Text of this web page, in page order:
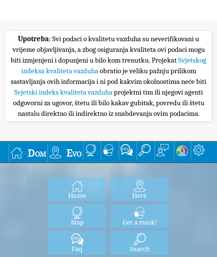
Upotreba: Svi podaci o kvalitetu vazduha su neverifikovani u
vrijeme objavljivanja, a zbog osiguranja kvaliteta ovi podaci mogu
biti izmjenjeni i dopunjeni u bilo kom trenutku. ProjekatSvjetskog
indeksa kvaliteta vazduhaobratio je veliku pažnju prilikom
sastavljanja ovih informacija i ni pod kakvim okolnostima neće biti
Svjetski indeks kvaliteta vazduhaprojektni tim ili njegovi agenti
odgovorni za ugovor, štetu ili bilo kakav gubitak, povredu ili štetu
nastalu direktno ili indirektno iz snabdevanja ovim podacima.
Dom Evo
Home Here
Map Get a mask!
Faq Search